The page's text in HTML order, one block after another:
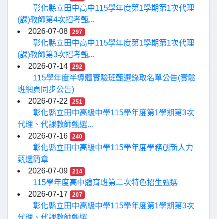
彰化縣立田中高中115學年度第1學期第1次代理
(課)教師第4次招考甄...
2026-07-08
297
彰化縣立田中高中115學年度第1學期第1次代理
(課)教師第3次招考甄...
2026-07-14
292
115學年度半導體實驗班甄選錄取名單公告(實驗
班網頁同步公告)
2026-07-22
251
彰化縣立田中高級中學115學年度第1學期第3次
代理、代課教師甄選...
2026-07-16
240
彰化縣立田中高級中學115學年度學務創新人力
甄選簡章
2026-07-09
214
115學年度高中體育班第二次特色招生甄選
2026-07-17
207
彰化縣立田中高級中學115學年度第1學期第3次
代理、代課教師甄選...